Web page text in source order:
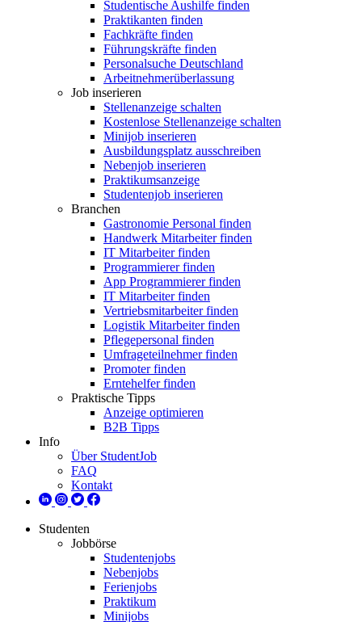
Studentische Aushilfe finden
Praktikanten finden
Fachkräfte finden
Führungskräfte finden
Personalsuche Deutschland
Arbeitnehmerüberlassung
Job inserieren
Stellenanzeige schalten
Kostenlose Stellenanzeige schalten
Minijob inserieren
Ausbildungsplatz ausschreiben
Nebenjob inserieren
Praktikumsanzeige
Studentenjob inserieren
Branchen
Gastronomie Personal finden
Handwerk Mitarbeiter finden
IT Mitarbeiter finden
Programmierer finden
App Programmierer finden
IT Mitarbeiter finden
Vertriebsmitarbeiter finden
Logistik Mitarbeiter finden
Pflegepersonal finden
Umfrageteilnehmer finden
Promoter finden
Erntehelfer finden
Praktische Tipps
Anzeige optimieren
B2B Tipps
Info
Über StudentJob
FAQ
Kontakt
Studenten
Jobbörse
Studentenjobs
Nebenjobs
Ferienjobs
Praktikum
Minijobs